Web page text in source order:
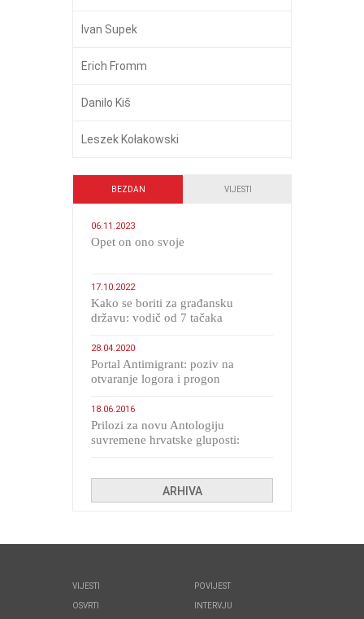
Ivan Supek
Erich Fromm
Danilo Kiš
Leszek Kołakowski
BEZDAN VIJESTI
06.11.2023
​Opet on ono svoje
17.10.2022
Kako se boriti za građansku
državu: vodič od 7 tačaka
28.04.2020
Portal Antimigrant: poziv na
otvaranje logora i progon
18.06.2016
Prilozi za novu Antologiju
suvremene hrvatske gluposti:
ARHIVA
VIJESTI
OSVRTI
POVIJEST
INTERVJU